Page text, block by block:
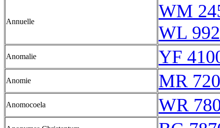
Annuelle
WM
WL
Anomalie YF
Anomie MR
Anomocoela WR